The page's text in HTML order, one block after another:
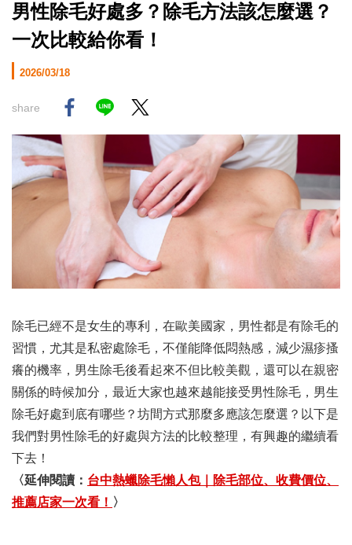
男性除毛好處多？除毛方法該怎麼選？
一次比較給你看！
2026/03/18
share
除毛已經不是女生的專利，在歐美國家，男性都是有除毛的
習慣，尤其是私密處除毛，不僅能降低悶熱感，減少濕疹搔
癢的機率，男生除毛後看起來不但比較美觀，還可以在親密
關係的時候加分，最近大家也越來越能接受男性除毛，男生
除毛好處到底有哪些？坊間方式那麼多應該怎麼選？以下是
我們對男性除毛的好處與方法的比較整理，有興趣的繼續看
下去！
〈延伸閱讀： 台中熱蠟除毛懶人包｜除毛部位、收費價位、
推薦店家一次看！ 〉